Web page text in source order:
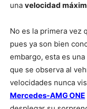
una velocidad
No es la primera vez
pues ya son bien
embargo, esta es
que se observa al
velocidades nunca
Mercedes-AMG ONE